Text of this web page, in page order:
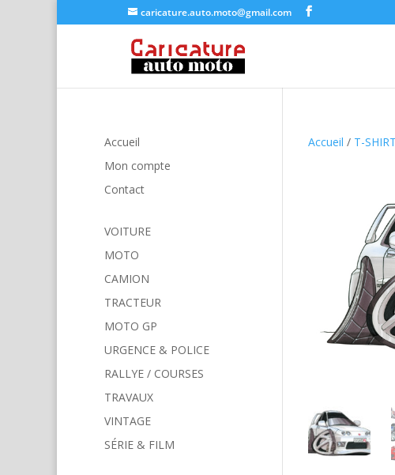
caricature.auto.moto@gmail.com
Accueil / T-SHIRT
Accueil
Mon compte
Contact
VOITURE
MOTO
CAMION
TRACTEUR
MOTO GP
URGENCE & POLICE
RALLYE / COURSES
TRAVAUX
VINTAGE
SÉRIE & FILM